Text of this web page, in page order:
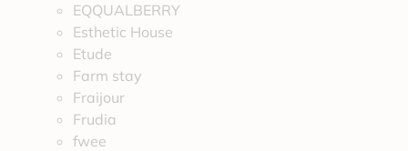
EQQUALBERRY
Esthetic House
Etude
Farm stay
Fraijour
Frudia
fwee